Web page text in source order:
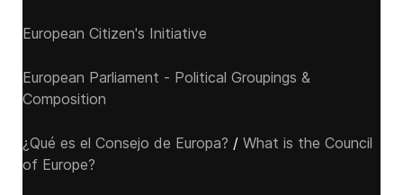
European Citizen's Initiative
European Parliament - Political Groupings &
Composition
¿Qué es el Consejo de Europa? / What is the Council
of Europe?